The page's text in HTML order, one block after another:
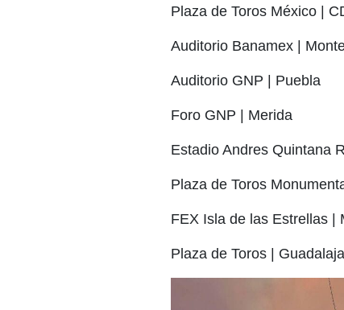
Plaza de Toros México |
Auditorio Banamex |
Auditorio GNP | Puebla
Foro GNP | Merida
Estadio Andres Quintana
Plaza de Toros
FEX Isla de las Estrellas |
Plaza de Toros |